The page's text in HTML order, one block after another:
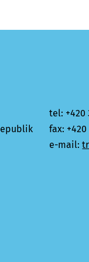
tel: +420
fax: +420
e-mail: